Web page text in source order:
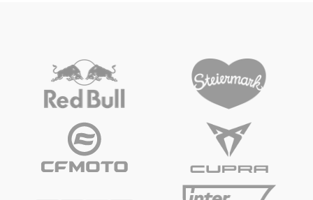
Glossar
Alle anzeigen